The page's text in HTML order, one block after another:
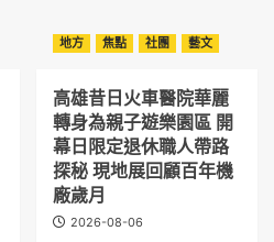
地方 焦點 社團 藝文
高雄昔日火車醫院華麗
轉身為親子遊樂園區 開
幕日限定退休職人帶路
探秘 現地展回顧百年機
廠歲月
2026-08-06